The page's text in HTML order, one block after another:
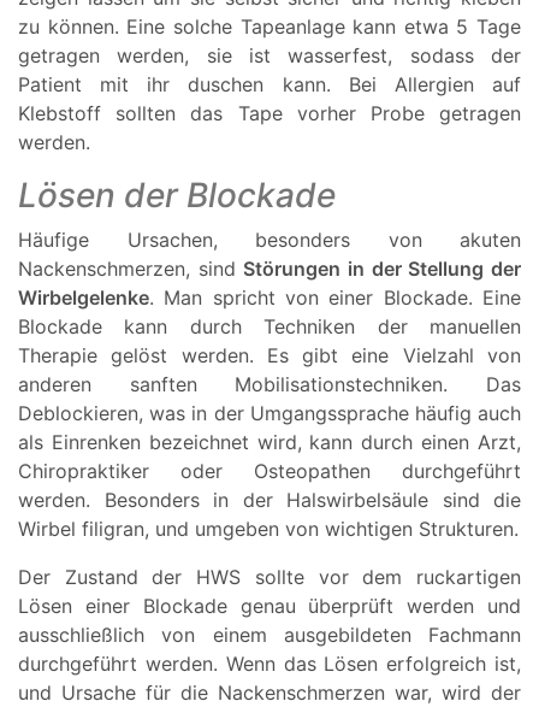
zu können. Eine solche Tapeanlage kann etwa 5 Tage
getragen werden, sie ist wasserfest, sodass der
Patient mit ihr duschen kann. Bei Allergien auf
Klebstoff sollten das Tape vorher Probe getragen
werden.
Lösen der Blockade
Häufige Ursachen, besonders von akuten
Nackenschmerzen, sind Störungen in der Stellung der
Wirbelgelenke. Man spricht von einer Blockade. Eine
Blockade kann durch Techniken der manuellen
Therapie gelöst werden. Es gibt eine Vielzahl von
anderen sanften Mobilisationstechniken. Das
Deblockieren, was in der Umgangssprache häufig auch
als Einrenken bezeichnet wird, kann durch einen Arzt,
Chiropraktiker oder Osteopathen durchgeführt
werden. Besonders in der Halswirbelsäule sind die
Wirbel filigran, und umgeben von wichtigen Strukturen.
Der Zustand der HWS sollte vor dem ruckartigen
Lösen einer Blockade genau überprüft werden und
ausschließlich von einem ausgebildeten Fachmann
durchgeführt werden. Wenn das Lösen erfolgreich ist,
und Ursache für die Nackenschmerzen war, wird der